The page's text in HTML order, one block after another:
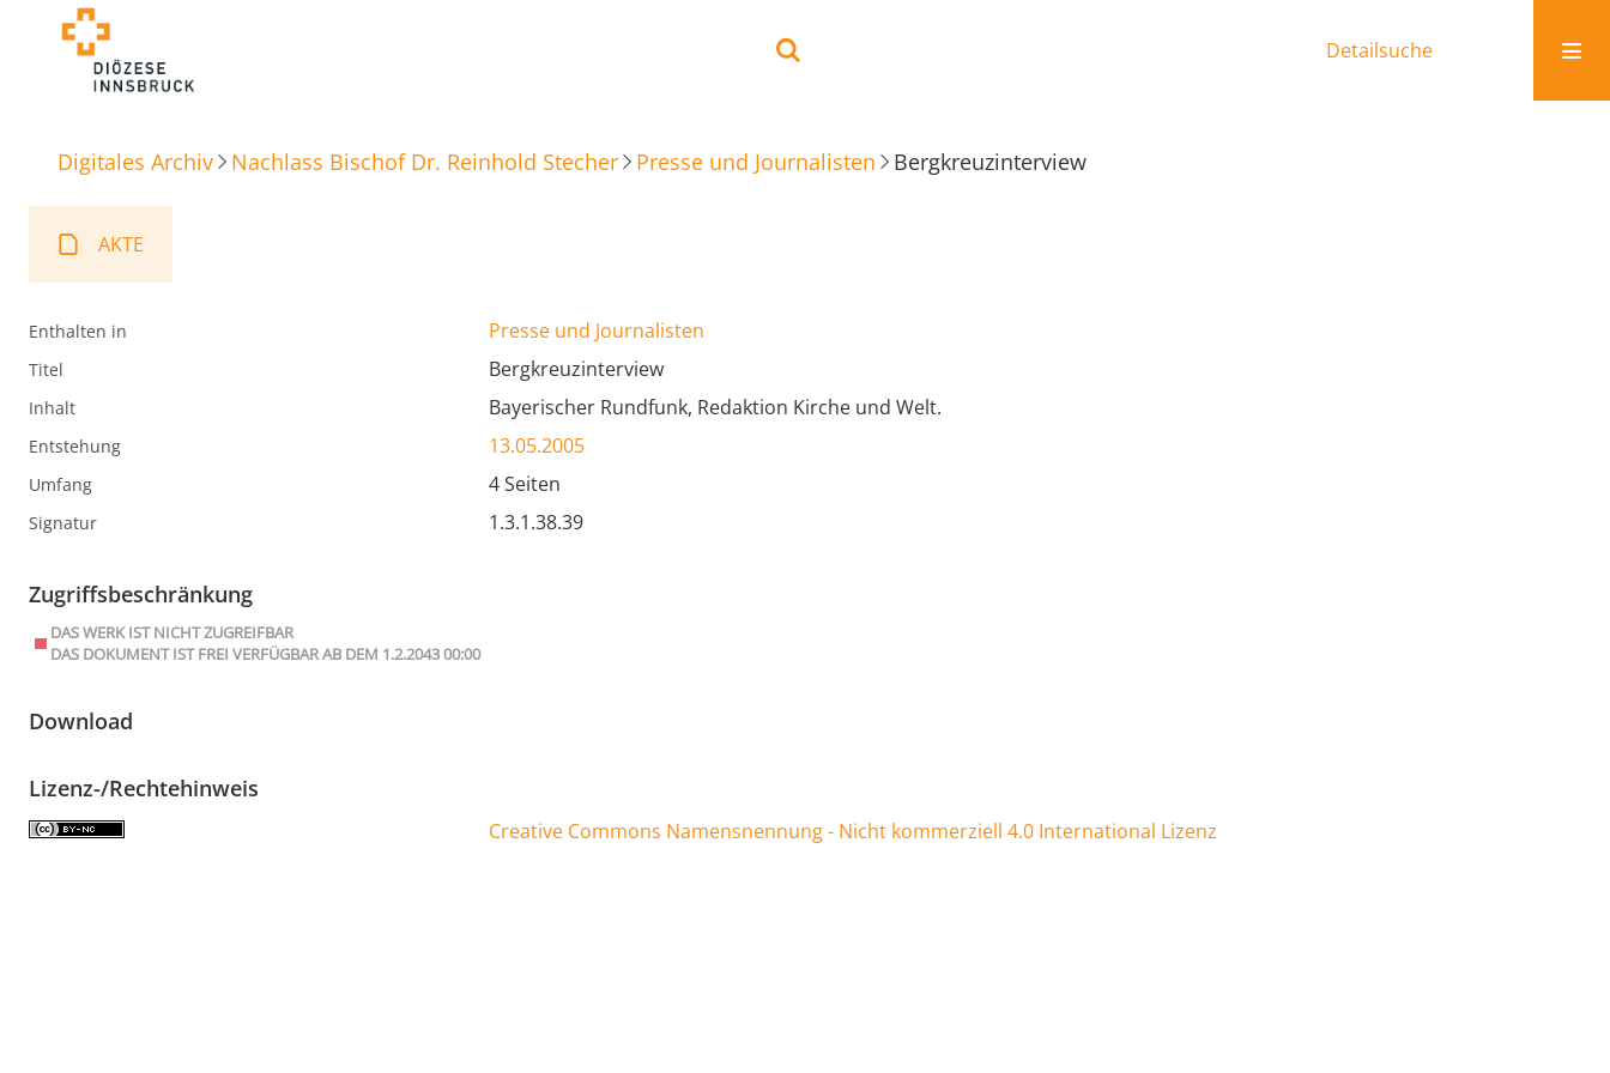
Detailsuche
Digitales Archiv Nachlass Bischof Dr. Reinhold Stecher Presse und Journalisten Bergkreuzinterview
AKTE
Enthalten in Presse und Journalisten
Titel Bergkreuzinterview
Inhalt Bayerischer Rundfunk, Redaktion Kirche und Welt.
Entstehung 13.05.2005
Umfang 4 Seiten
Signatur 1.3.1.38.39
Zugriffsbeschränkung
DAS WERK IST NICHT ZUGREIFBAR
DAS DOKUMENT IST FREI VERFÜGBAR AB DEM 1.2.2043 00:00
Download
Lizenz-/Rechtehinweis
Creative Commons Namensnennung - Nicht kommerziell 4.0 International Lizenz